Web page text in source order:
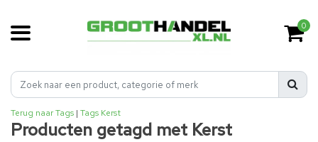
0
Terug naar Tags | Tags Kerst
Producten getagd met Kerst